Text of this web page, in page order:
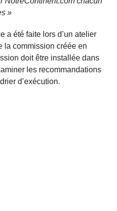
»
a été faite lors d’un atelier
la commission créée en
doit être installée dans
les recommandations
d’exécution.